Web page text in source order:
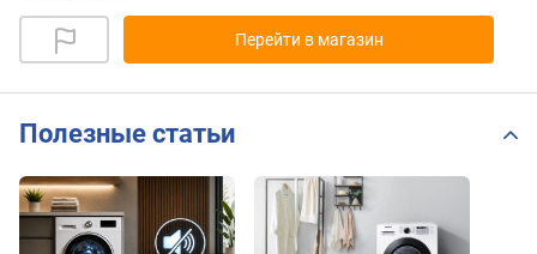
Перейти в магазин
Полезные статьи